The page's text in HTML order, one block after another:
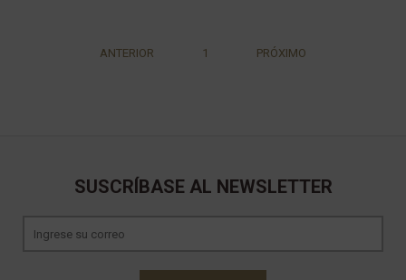
ANTERIOR 1 PRÓXIMO
SUSCRÍBASE AL NEWSLETTER